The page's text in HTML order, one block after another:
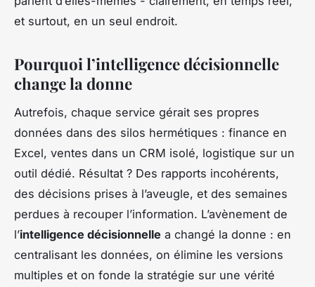
et surtout, en un seul endroit.
Pourquoi l’intelligence décisionnelle
change la donne
Autrefois, chaque service gérait ses propres
données dans des silos hermétiques : finance en
Excel, ventes dans un CRM isolé, logistique sur un
outil dédié. Résultat ? Des rapports incohérents,
des décisions prises à l’aveugle, et des semaines
perdues à recouper l’information. L’avènement de
l’intelligence décisionnelle a changé la donne : en
centralisant les données, on élimine les versions
multiples et on fonde la stratégie sur une vérité